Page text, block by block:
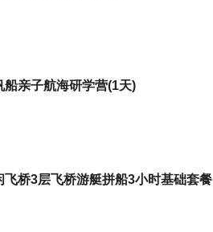
亲子航海研学营(1天)
桥3层飞桥游艇拼船3小时基础套餐